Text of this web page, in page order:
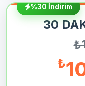
%30 İndirim
30
₺
₺